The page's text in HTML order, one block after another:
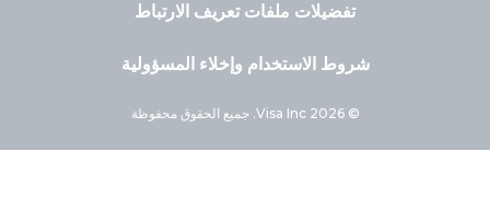
تفضيلات ملفات تعريف الارتباط
شروط الاستخدام وإخلاء المسؤولية
© 2026 Visa Inc. جميع الحقوق محفوظة